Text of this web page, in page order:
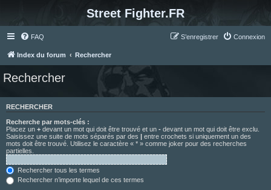
Street Fighter.FR
FAQ Connexion
S’enregistrer
Index du forum Rechercher
Rechercher
RECHERCHER
Recherche par mots-clés :
Placez un + devant un mot qui doit être trouvé et un - devant un mot qui doit être exclu.
Saisissez une suite de mots séparés par des | entre crochets si uniquement un des
mots doit être trouvé. Utilisez le caractère « * » comme joker pour des recherches
partielles.
Rechercher tous les termes
Rechercher n’importe lequel de ces termes